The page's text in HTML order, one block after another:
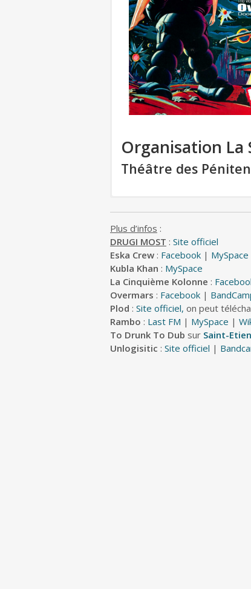
Organisation La
Théâtre des
Plus d’infos :
DRUGI MOST : Site officiel
Eska Crew : Facebook | MySpace
Kubla Khan : MySpace
La Cinquième Kolonne :
Overmars : Facebook |
Plod : Site officiel, on peut
Rambo : Last FM | MySpace |
To Drunk To Dub sur Saint-
Unlogisitic : Site officiel |